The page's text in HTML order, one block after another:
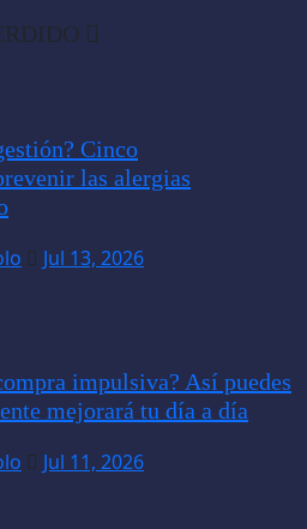
Cinco
las alergias
Jul 13, 2026
impulsiva? Así puedes
mejorará tu día a día
Jul 11, 2026